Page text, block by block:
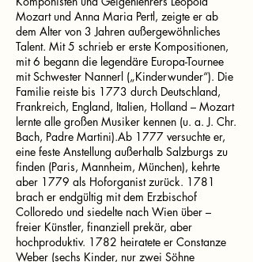
Mozart und Anna Maria Pertl, zeigte er ab
dem Alter von 3 Jahren außergewöhnliches
Talent. Mit 5 schrieb er erste Kompositionen,
mit 6 begann die legendäre Europa-Tournee
mit Schwester Nannerl („Kinderwunder“). Die
Familie reiste bis 1773 durch Deutschland,
Frankreich, England, Italien, Holland – Mozart
lernte alle großen Musiker kennen (u. a. J. Chr.
Bach, Padre Martini).Ab 1777 versuchte er,
eine feste Anstellung außerhalb Salzburgs zu
finden (Paris, Mannheim, München), kehrte
aber 1779 als Hoforganist zurück. 1781
brach er endgültig mit dem Erzbischof
Colloredo und siedelte nach Wien über –
freier Künstler, finanziell prekär, aber
hochproduktiv. 1782 heiratete er Constanze
Weber (sechs Kinder, nur zwei Söhne